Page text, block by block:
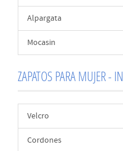
Alpargata
Mocasin
ZAPATOS PARA MUJER -
Velcro
Cordones